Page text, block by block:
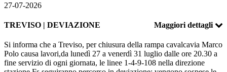
27-07-2026
TREVISO | DEVIAZIONE Maggiori dettagli
Si informa che a Treviso, per chiusura della rampa cavalcavia Marco
Polo causa lavori,da lunedì 27 a venerdì 31 luglio dalle ore 20.30 a
fine servizio di ogni giornata, le linee 1-4-9-108 nella direzione